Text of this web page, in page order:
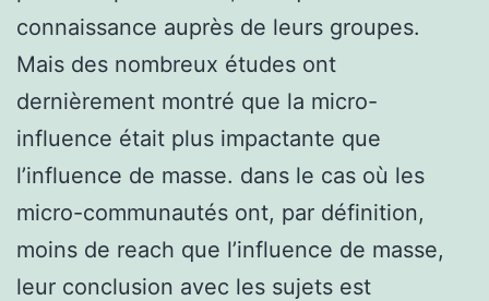
connaissance auprès de leurs groupes.
Mais des nombreux études ont
dernièrement montré que la micro-
influence était plus impactante que
l’influence de masse. dans le cas où les
micro-communautés ont, par définition,
moins de reach que l’influence de masse,
leur conclusion avec les sujets est